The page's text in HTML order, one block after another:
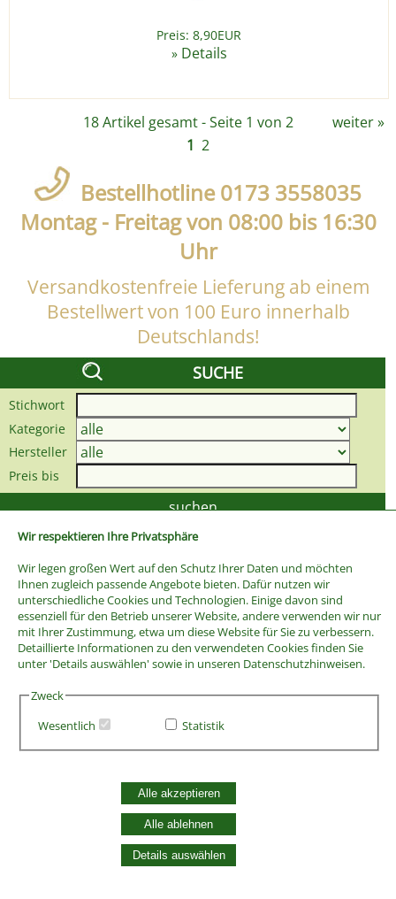
Wir respektieren Ihre Privatsphäre
Wir legen großen Wert auf den Schutz Ihrer Daten und möchten
Ihnen zugleich passende Angebote bieten. Dafür nutzen wir
unterschiedliche Cookies und Technologien. Einige davon sind
essenziell für den Betrieb unserer Website, andere verwenden wir nur
mit Ihrer Zustimmung, etwa um diese Website für Sie zu verbessern.
Detaillierte Informationen zu den verwendeten Cookies finden Sie
unter 'Details auswählen' sowie in unseren Datenschutzhinweisen.
Zweck
Wesentlich
Statistik
Alle akzeptieren
Alle ablehnen
Details auswählen
Preis: 8,90EUR
» Details
18 Artikel gesamt - Seite 1 von 2 weiter»
1 2
Bestellhotline 0173 3558035
Montag - Freitag von 08:00 bis 16:30
Uhr
Versandkostenfreie Lieferung ab einem
Bestellwert von 100 Euro innerhalb
Deutschlands!
SUCHE
Stichwort
Kategorie
Hersteller
Preis bis
AGB
Vertrag widerrufen
Datenschutzerklärung
Zahlung und Versand
Batterieentsorgung
Widerruf Cookie-Einwilligung